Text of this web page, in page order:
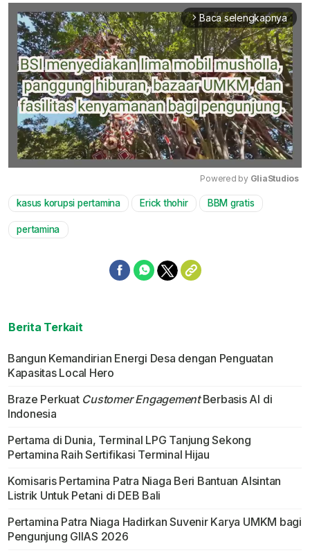
arrow_forward_ios Baca selengkapnya
Mute
Powered by GliaStudios
kasus korupsi pertamina Erick thohir BBM gratis
pertamina
Berita Terkait
Bangun Kemandirian Energi Desa dengan Penguatan
Kapasitas Local Hero
Braze Perkuat Customer EngagementBerbasis AI di
Indonesia
Pertama di Dunia, Terminal LPG Tanjung Sekong
Pertamina Raih Sertifikasi Terminal Hijau
Komisaris Pertamina Patra Niaga Beri Bantuan Alsintan
Listrik Untuk Petani di DEB Bali
Pertamina Patra Niaga Hadirkan Suvenir Karya UMKM bagi
Pengunjung GIIAS 2026